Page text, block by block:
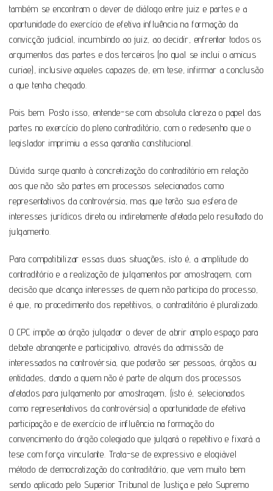
também se encontram o dever de diálogo entre juiz e partes e a
oportunidade do exercício de efetiva influência na formação da
convicção judicial, incumbindo ao juiz, ao decidir, enfrentar todos os
argumentos das partes e dos terceiros (no qual se inclui o amicus
curiae), inclusive aqueles capazes de, em tese, infirmar a conclusão
a que tenha chegado.
Pois bem. Posto isso, entende-se com absoluta clareza o papel das
partes no exercício do pleno contraditório, com o redesenho que o
legislador imprimiu a essa garantia constitucional.
Dúvida surge quanto à concretização do contraditório em relação
aos que não são partes em processos selecionados como
representativos da controvérsia, mas que terão sua esfera de
interesses jurídicos direta ou indiretamente afetada pelo resultado do
julgamento.
Para compatibilizar essas duas situações, isto é, a amplitude do
contraditório e a realização de julgamentos por amostragem, com
decisão que alcança interesses de quem não participa do processo,
é que, no procedimento dos repetitivos, o contraditório é pluralizado.
O CPC impõe ao órgão julgador o dever de abrir amplo espaço para
debate abrangente e participativo, através da admissão de
interessados na controvérsia, que poderão ser pessoas, órgãos ou
entidades, dando a quem não é parte de algum dos processos
afetados para julgamento por amostragem, (isto é, selecionados
como representativos da controvérsia) a oportunidade de efetiva
participação e de exercício de influência na formação do
convencimento do órgão colegiado que julgará o repetitivo e fixará a
tese com força vinculante. Trata-se de expressivo e elogiável
método de democratização do contraditório, que vem muito bem
sendo aplicado pelo Superior Tribunal de Justiça e pelo Supremo